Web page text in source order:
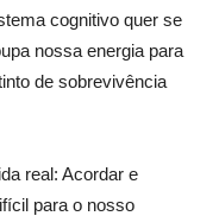
cognitivo quer se
nossa energia para
de sobrevivência
real: Acordar e
para o nosso